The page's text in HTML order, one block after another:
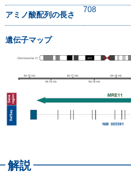
アミノ酸配列の長さ
708
遺伝子マップ
解説